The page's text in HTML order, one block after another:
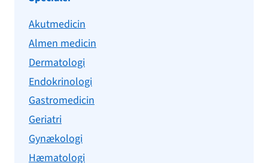
Akutmedicin
Almen medicin
Dermatologi
Endokrinologi
Gastromedicin
Geriatri
Gynækologi
Hæmatologi